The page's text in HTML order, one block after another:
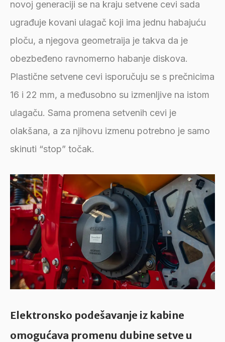
novoj generaciji se na kraju setvene cevi sada
ugrađuje kovani ulagač koji ima jednu habajuću
ploču, a njegova geometraija je takva da je
obezbeđeno ravnomerno habanje diskova.
Plastične setvene cevi isporučuju se s prečnicima
16 i 22 mm, a međusobno su izmenljive na istom
ulagaču. Sama promena setvenih cevi je
olakšana, a za njihovu izmenu potrebno je samo
skinuti “stop” točak.
Elektronsko podešavanje iz kabine
omogućava promenu dubine setve u